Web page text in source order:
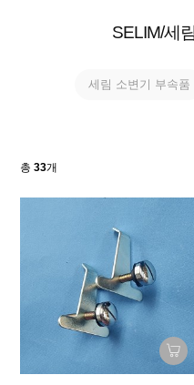
SELIM/세
세림 소변기 부속품
총33개